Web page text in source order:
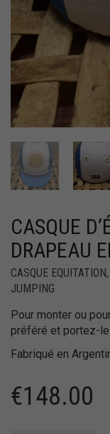
CASQUE
DRAPEAU
CASQUE EQUITATION,
JUMPING
Pour monter ou
préféré et portez-le
Fabriqué en
€148.00